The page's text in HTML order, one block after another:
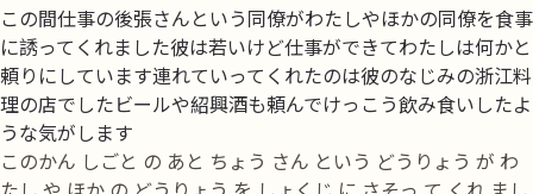
この間仕事の後張さんという同僚がわたしやほかの同僚を食事
に誘ってくれました彼は若いけど仕事ができてわたしは何かと
頼りにしています連れていってくれたのは彼のなじみの浙江料
理の店でしたビールや紹興酒も頼んでけっこう飲み食いしたよ
うな気がします
このかん しごと の あと ちょう さん という どうりょう が わ